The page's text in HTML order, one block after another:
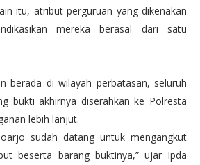
itu, atribut perguruan yang dikenakan
mereka berasal dari satu
berada di wilayah perbatasan, seluruh
bukti akhirnya diserahkan ke Polresta
lebih lanjut.
sudah datang untuk mengangkut
beserta barang buktinya,” ujar Ipda